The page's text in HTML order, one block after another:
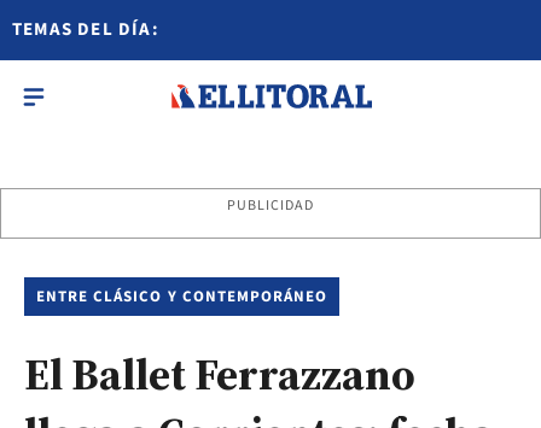
TEMAS DEL DÍA:
PUBLICIDAD
ENTRE CLÁSICO Y CONTEMPORÁNEO
El Ballet Ferrazzano